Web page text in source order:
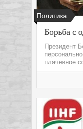
Политика
Борьба с
Президент
плачевное